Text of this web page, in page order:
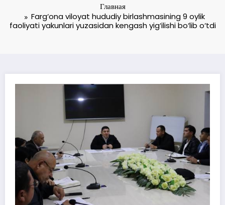
Главная
Farg‘ona viloyat hududiy birlashmasining 9 oylik
faoliyati yakunlari yuzasidan kengash yig‘ilishi bo‘lib o‘tdi